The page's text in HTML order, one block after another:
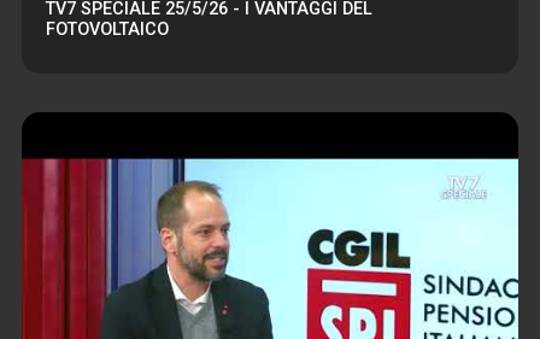
TV7 SPECIALE 25/5/26 - I VANTAGGI DEL
FOTOVOLTAICO